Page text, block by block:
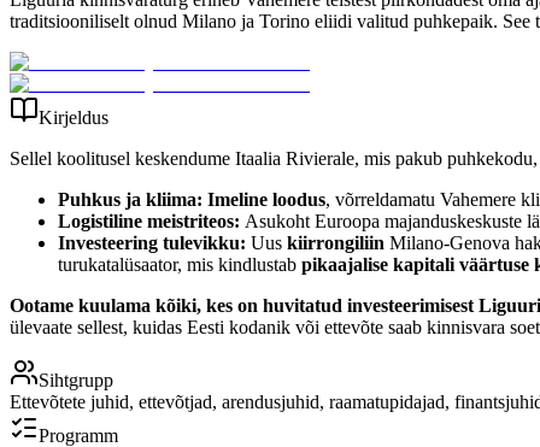
traditsiooniliselt olnud Milano ja Torino eliidi valitud puhkepaik. See
Kirjeldus
Sellel koolitusel keskendume Itaalia Rivierale, mis pakub
Puhkus ja kliima: Imeline loodus, võrreldamatu Vahemere
Logistiline meistriteos: Asukoht Euroopa majanduskeskuste
Investeering tulevikku: Uus kiirrongiliin Milano-Genova
turukatalüsaator, mis kindlustab pikaajalise kapitali väärtuse
Ootame kuulama kõiki, kes on huvitatud investeerimisest
ülevaate sellest, kuidas Eesti kodanik või ettevõte saab kinnisvara
Sihtgrupp
Ettevõtete juhid, ettevõtjad, arendusjuhid, raamatupidajad,
Programm